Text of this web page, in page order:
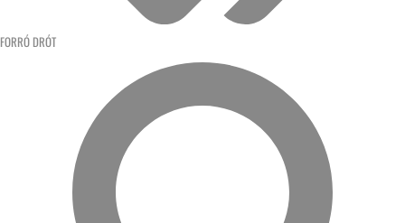
FORRÓ DRÓT